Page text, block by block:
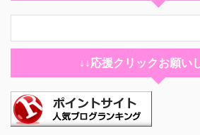
↓↓応援クリックお願い